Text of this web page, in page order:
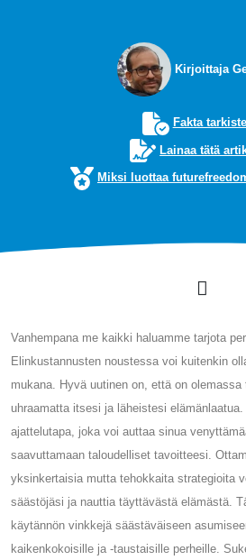
Kirjoittaja
Fakta
Lainaa tätä
Miksi luottaa
Vanhempana me kaikki haluamme tarjota
Elinkustannusten noustessa voi kuitenkin
mukana. Hyvä uutinen on, että on olemassa
uhraamatta itsesi ja läheistesi
ajattelutapa, joka voi auttaa sinua
saavuttamaan taloudelliset tavoitteesi.
yksinkertaisia ​​mutta tehokkaita strategioita
säästöjäsi ja nauttia täyttävästä elämästä.
käytännön vinkkejä säästäväiseen
kaikenkokoisille ja -taustaisille perheille.